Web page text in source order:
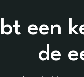
een
de